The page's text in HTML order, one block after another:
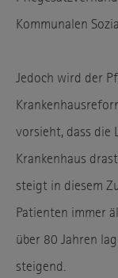
Kommunalen
Jedoch wird der
vorsieht, dass die
Krankenhaus
steigt in diesem
Patienten immer
über 80 Jahren
steigend.